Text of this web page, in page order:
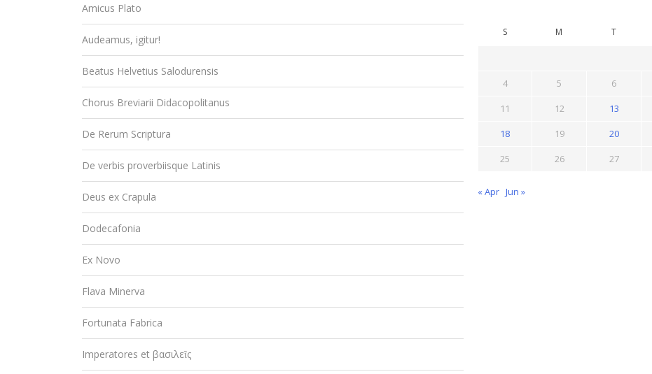
Amicus Plato
Audeamus, igitur!
Beatus Helvetius Salodurensis
Chorus Breviarii Didacopolitanus
De Rerum Scriptura
De verbis proverbiisque Latinis
Deus ex Crapula
Dodecafonia
Ex Novo
Flava Minerva
Fortunata Fabrica
Imperatores et βασιλεῖς
S M T
4
5 6
11
12 13
18
19 20
25
26 27
« Apr Jun »